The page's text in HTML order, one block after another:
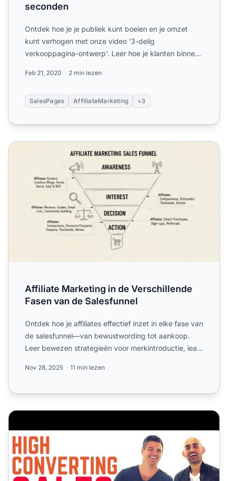
seconden
Ontdek hoe je je publiek kunt boeien en je omzet
kunt verhogen met onze video '3-delig
verkooppagina-ontwerp'. Leer hoe je klanten binnen
Feb 21, 2020 2 min lezen
SalesPages AffiliateMarketing +3
Affiliate Marketing in de Verschillende Fasen van de
Affiliate Marketing in de Verschillende
Fasen van de Salesfunnel
Ontdek hoe je affiliates effectief inzet in elke fase van
de salesfunnel—van bewustwording tot aankoop.
Leer bewezen strategieën voor merkintroductie, lead
Nov 28, 2025 11 min lezen
Hoe maak je een hoog converterende affiliate marketing